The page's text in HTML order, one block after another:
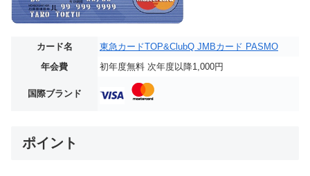
カード名
東急カードTOP&ClubQ JMBカード PASMO
年会費
初年度無料 次年度以降1,000円
国際ブランド
ポイント